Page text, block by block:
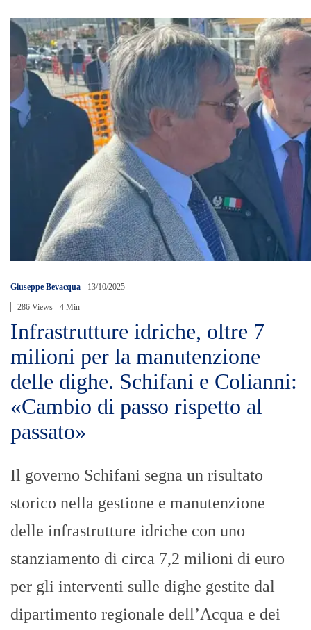
Giuseppe Bevacqua - 13/10/2025
286 Views 4 Min
Infrastrutture idriche, oltre 7
milioni per la manutenzione
delle dighe. Schifani e Colianni:
«Cambio di passo rispetto al
passato»
Il governo Schifani segna un risultato
storico nella gestione e manutenzione
delle infrastrutture idriche con uno
stanziamento di circa 7,2 milioni di euro
per gli interventi sulle dighe gestite dal
dipartimento regionale dell’Acqua e dei